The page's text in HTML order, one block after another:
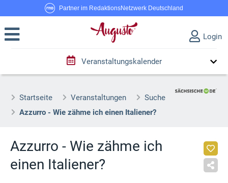
Partner im RedaktionsNetzwerk Deutschland
Login
Veranstaltungskalender
Startseite Veranstaltungen
Suche
Azzurro - Wie zähme ich einen Italiener?
Azzurro - Wie zähme ich
einen Italiener?